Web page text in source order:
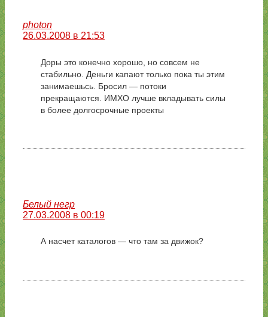
photon
26.03.2008 в 21:53
Доры это конечно хорошо, но совсем не
стабильно. Деньги капают только пока ты этим
занимаешьсь. Бросил — потоки
прекращаются. ИМХО лучше вкладывать силы
в более долгосрочные проекты
Белый негр
27.03.2008 в 00:19
А насчет каталогов — что там за движок?